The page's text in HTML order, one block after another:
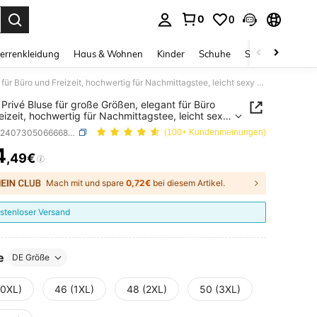
0 0
Haus & Wohnen Kinder Schuhe Schmuck &
SHEIN Privé Bluse für große Größen, elegant für Büro und Freizeit, hochwertig für Nachmittagstee, leicht sexy für Musikkonzerte, mit asymmetrischem Plissee-Ärmel, geometrischem Wellenmuster-Muster
Privé Bluse für große Größen, elegant für Büro
hochwertig für Nachmittagstee, leicht sexy
mit asymmetrischem Plissee-Ärmel,
Wellenmuster-Muster
SKU: sz2407305066668189 (100+ Kundenmeinungen)
AND AVAILABILITY
,49€
Mach mit und spare 0,72€ bei diesem Artikel.
Versand
DE Größe
46 (1XL) 48 (2XL) 50 (3XL)